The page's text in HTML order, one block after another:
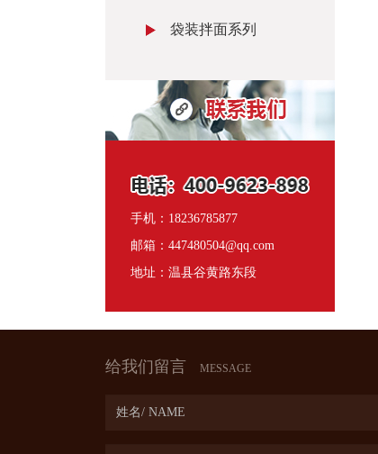
袋装拌面系列
手机：18236785877
邮箱：447480504@qq.com
地址：温县谷黄路东段
给我们留言 MESSAGE